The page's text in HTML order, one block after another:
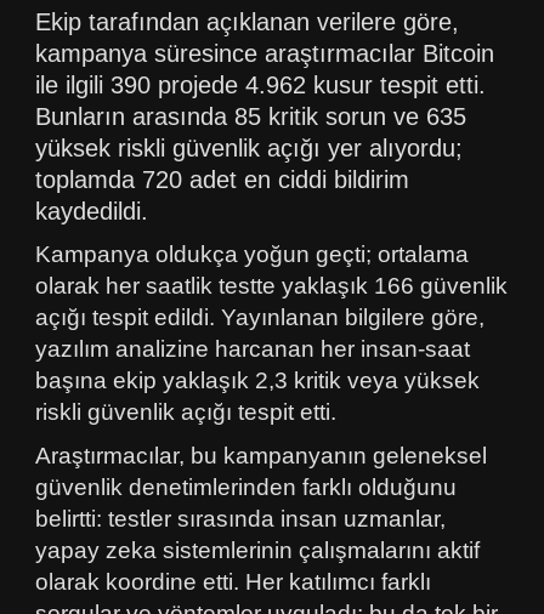
Ekip tarafından açıklanan verilere göre,
kampanya süresince araştırmacılar Bitcoin
ile ilgili 390 projede 4.962 kusur tespit etti.
Bunların arasında 85 kritik sorun ve 635
yüksek riskli güvenlik açığı yer alıyordu;
toplamda 720 adet en ciddi bildirim
kaydedildi.
Kampanya oldukça yoğun geçti; ortalama
olarak her saatlik testte yaklaşık 166 güvenlik
açığı tespit edildi. Yayınlanan bilgilere göre,
yazılım analizine harcanan her insan-saat
başına ekip yaklaşık 2,3 kritik veya yüksek
riskli güvenlik açığı tespit etti.
Araştırmacılar, bu kampanyanın geleneksel
güvenlik denetimlerinden farklı olduğunu
belirtti: testler sırasında insan uzmanlar,
yapay zeka sistemlerinin çalışmalarını aktif
olarak koordine etti. Her katılımcı farklı